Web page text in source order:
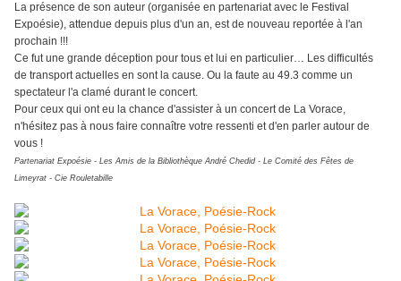
La présence de son auteur (organisée en partenariat avec le Festival
Expoésie), attendue depuis plus d'un an, est de nouveau reportée à l'an
prochain !!!
Ce fut une grande déception pour tous et lui en particulier… Les difficultés
de transport actuelles en sont la cause. Ou la faute au 49.3 comme un
spectateur l'a clamé durant le concert.
Pour ceux qui ont eu la chance d'assister à un concert de La Vorace,
n'hésitez pas à nous faire connaître votre ressenti et d'en parler autour de
vous !
Partenariat Expoésie - Les Amis de la Bibliothèque André Chedid - Le Comité des Fêtes de
Limeyrat - Cie Rouletabille